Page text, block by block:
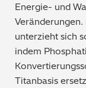
Elektronik
Edelmetalle /
Umweltanalyse
Energie- und
unterzieht sich
indem
Titanbasis